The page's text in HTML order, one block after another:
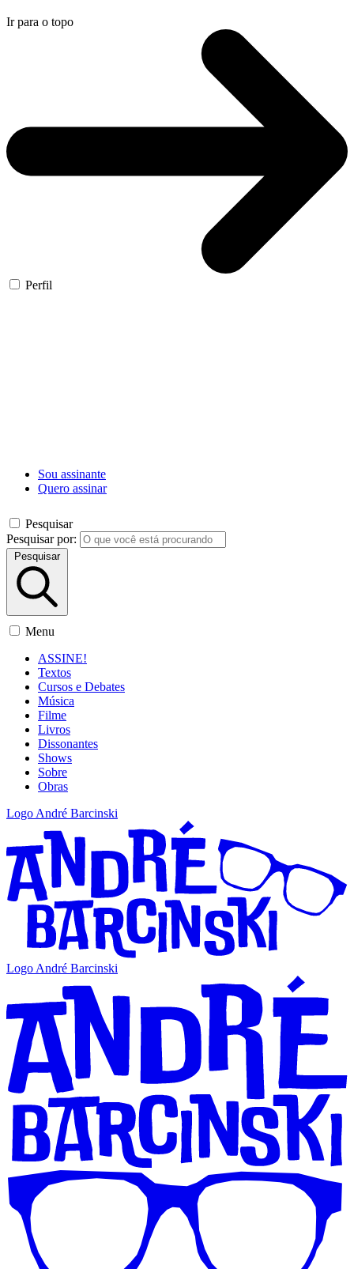
Ir para o topo
Perfil
Sou assinante
Quero assinar
Pesquisar
Pesquisar por:
Pesquisar
Menu
ASSINE!
Textos
Cursos e Debates
Música
Filme
Livros
Dissonantes
Shows
Sobre
Obras
Logo André Barcinski
Logo André Barcinski